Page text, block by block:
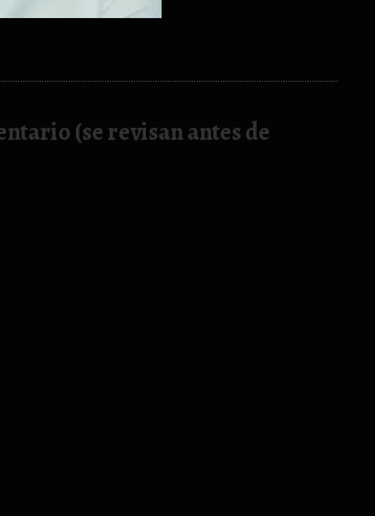
(se revisan antes de